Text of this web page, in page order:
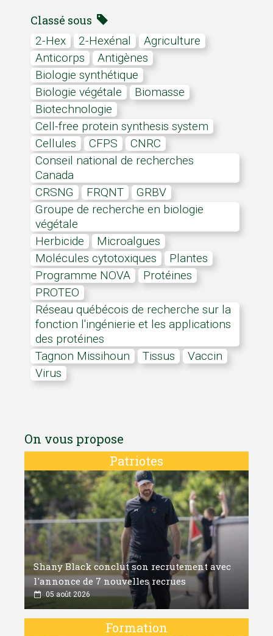
Classé sous
2-Hex 2-Hexénal
Agriculture
anticorps
antigènes
biologie synthétique
Biologie végétale
biomasse
biotechnologie
cell-free protein synthesis system
cellules
CFPS
CNRC
Conseil national de recherches
Canada
CRSNG
FRQNT
GRBV
Groupe de recherche en biologie
végétale
herbicide
microalgues
molécules cytotoxiques
plantes
programme NOVA
protéines
PROTEO
Réseau québécois de recherche sur la
fonction l'ingénierie et les applications
des protéines
Tagnon Missihoun
tissus
vaccin
Virus
On vous propose
Patriotes
Shany Black conclut son recrutement avec
l'annonce de 7 nouvelles recrues
05 août 2026
Formation